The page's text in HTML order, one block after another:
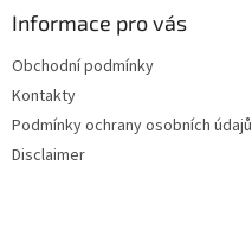
Informace pro vás
Obchodní podmínky
Kontakty
Podmínky ochrany osobních údajů
Disclaimer